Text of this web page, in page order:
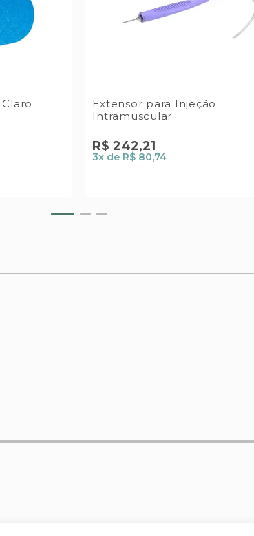
Extensor para Injeção
Intramuscular
R$ 242,21
3x de R$ 80,74